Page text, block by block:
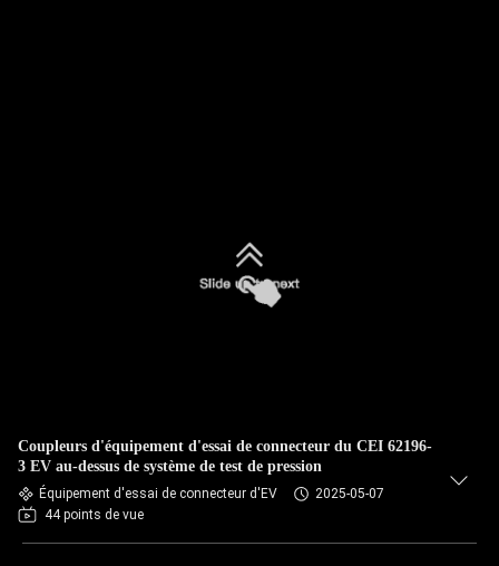
Coupleurs d'équipement d'essai de connecteur du CEI 62196-
3 EV au-dessus de système de test de pression
Équipement d'essai de connecteur d'EV
2025-05-07
44 points de vue